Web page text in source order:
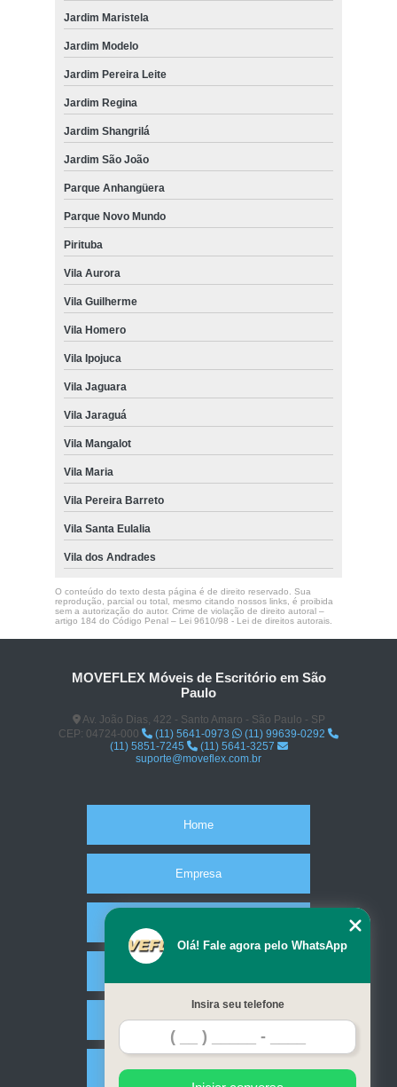
Jardim Maristela
Jardim Modelo
Jardim Pereira Leite
Jardim Regina
Jardim Shangrilá
Jardim São João
Parque Anhangüera
Parque Novo Mundo
Pirituba
Vila Aurora
Vila Guilherme
Vila Homero
Vila Ipojuca
Vila Jaguara
Vila Jaraguá
Vila Mangalot
Vila Maria
Vila Pereira Barreto
Vila Santa Eulalia
Vila dos Andrades
O conteúdo do texto desta página é de direito reservado. Sua
reprodução, parcial ou total, mesmo citando nossos links, é proibida
sem a autorização do autor. Crime de violação de direito autoral –
artigo 184 do Código Penal – Lei 9610/98 - Lei de direitos autorais.
MOVEFLEX Móveis de Escritório em São
Paulo
Av. João Dias, 422 - Santo Amaro - São Paulo - SP
CEP: 04724-000
(11) 5641-0973
(11) 99639-0292
(11) 5851-7245
(11) 5641-3257
suporte@moveflex.com.br
Home
Empresa
Contato
Mapa do site
Olá! Fale agora pelo WhatsApp
Insira seu telefone